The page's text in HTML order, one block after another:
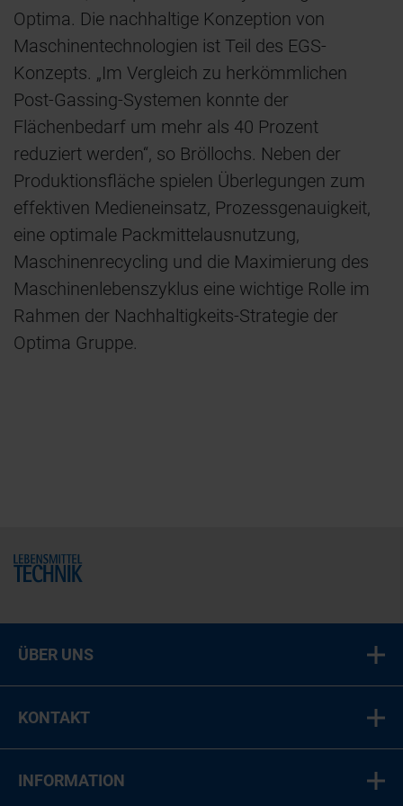
Optima. Die nachhaltige Konzeption von
Maschinentechnologien ist Teil des EGS-
Konzepts. „Im Vergleich zu herkömmlichen
Post-Gassing-Systemen konnte der
Flächenbedarf um mehr als 40 Prozent
reduziert werden“, so Bröllochs. Neben der
Produktionsfläche spielen Überlegungen zum
effektiven Medieneinsatz, Prozessgenauigkeit,
eine optimale Packmittelausnutzung,
Maschinenrecycling und die Maximierung des
Maschinenlebenszyklus eine wichtige Rolle im
Rahmen der Nachhaltigkeits-Strategie der
Optima Gruppe.
Home
ÜBER UNS
KONTAKT
INFORMATION